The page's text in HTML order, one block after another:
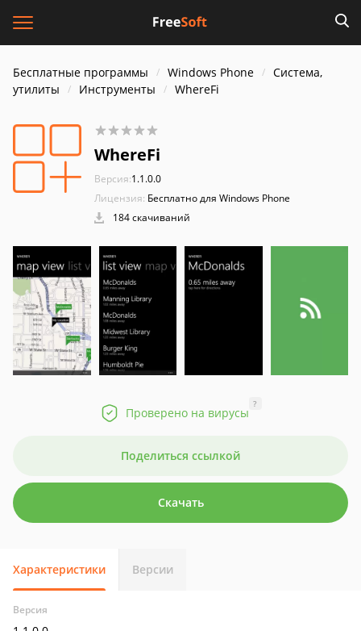
Бесплатные программы Windows Phone
Система,
утилиты
Инструменты WhereFi
WhereFi
Версия:1.1.0.0
Лицензия: Бесплатно для Windows Phone
184 скачиваний
Проверено на вирусы
?
Поделиться ссылкой
Скачать
Характеристики Версии
Версия